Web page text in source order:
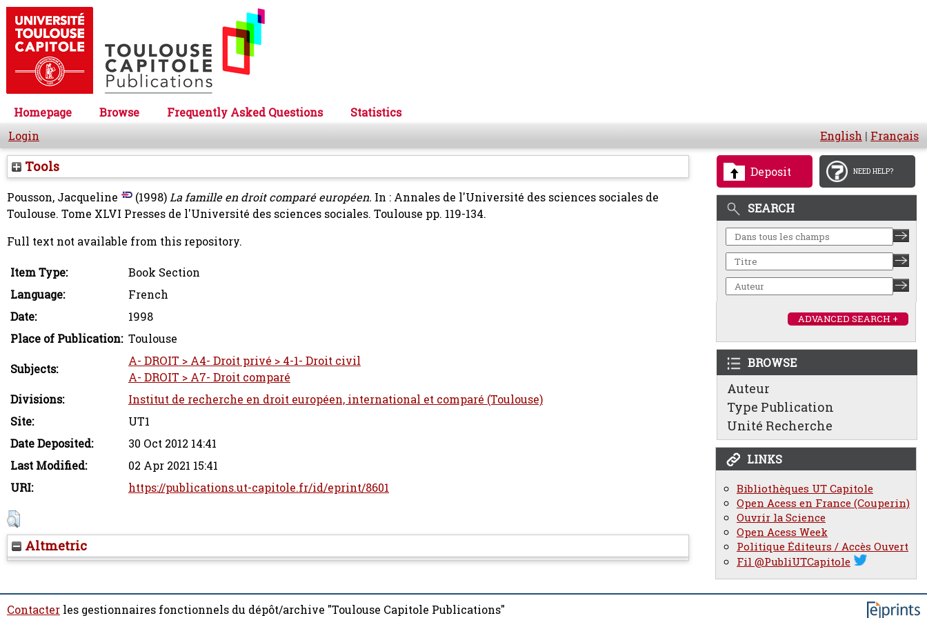
Homepage Browse Frequently Asked Questions
Statistics
Login
English | Français
Deposit NEED HELP?
SEARCH
ADVANCED SEARCH +
BROWSE
Auteur
Type Publication
Unité Recherche
LINKS
Bibliothèques UT Capitole
Open Acess en France (Couperin)
Ouvrir la Science
Open Acess Week
Politique Éditeurs / Accès Ouvert
Fil @PubliUTCapitole
Tools
Pousson, Jacqueline (1998)La famille en droit comparé européen. In : Annales de l'Université des sciences sociales de
Toulouse. Tome XLVI Presses de l'Université des sciences sociales. Toulouse pp. 119-134.
Full text not available from this repository.
Item Type:
Book Section
Language:
French
Date:
1998
Place of Publication: Toulouse
Subjects:
A- DROIT > A4- Droit privé > 4-1- Droit civil
A- DROIT > A7- Droit comparé
Divisions:
Institut de recherche en droit européen, international et comparé (Toulouse)
Site:
UT1
Date Deposited:
30 Oct 2012 14:41
Last Modified:
02 Apr 2021 15:41
URI:
https://publications.ut-capitole.fr/id/eprint/8601
Altmetric
Contacter les gestionnaires fonctionnels du dépôt/archive "Toulouse Capitole Publications"